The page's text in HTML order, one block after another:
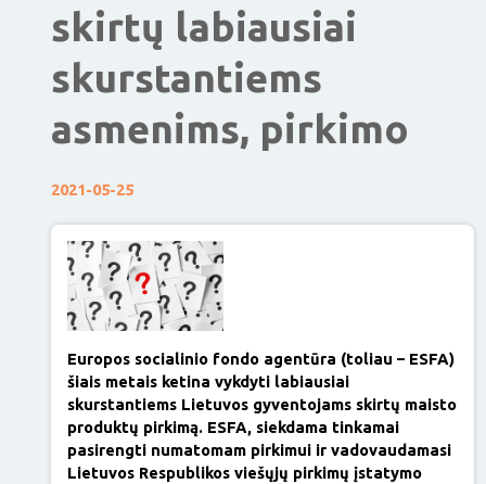
skirtų labiausiai
skurstantiems
asmenims, pirkimo
2021-05-25
Europos socialinio fondo agentūra (toliau – ESFA)
šiais metais ketina vykdyti labiausiai
skurstantiems Lietuvos gyventojams skirtų maisto
produktų pirkimą. ESFA, siekdama tinkamai
pasirengti numatomam pirkimui ir vadovaudamasi
Lietuvos Respublikos viešųjų pirkimų įstatymo